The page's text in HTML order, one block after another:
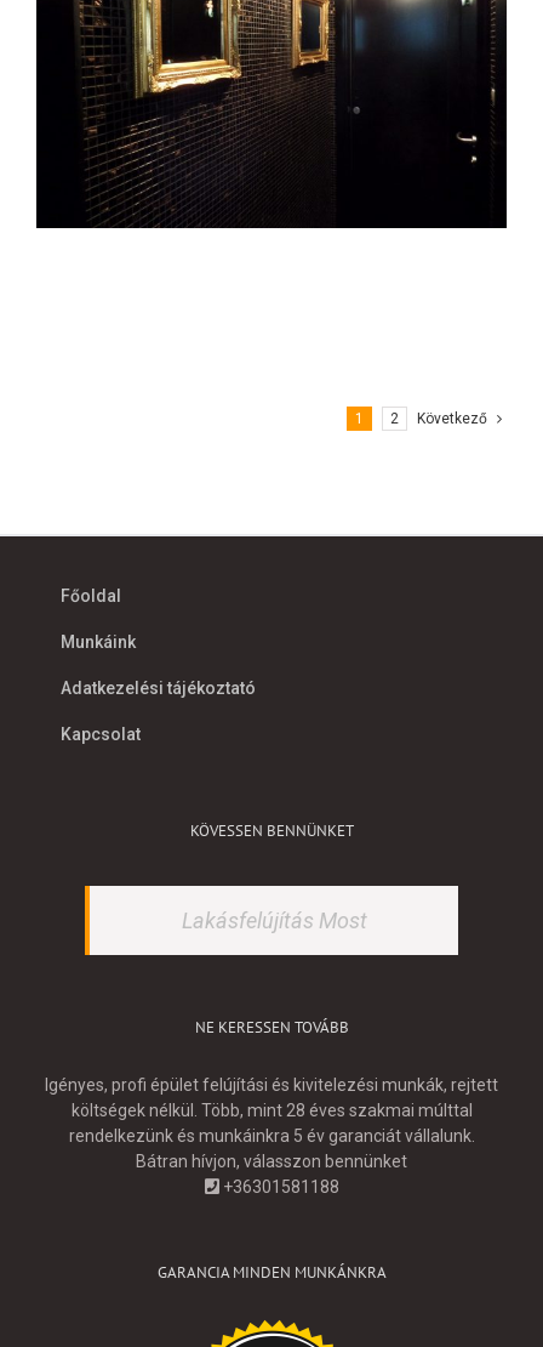
1 2 Következő
Főoldal
Munkáink
Adatkezelési tájékoztató
Kapcsolat
KÖVESSEN BENNÜNKET
Lakásfelújítás Most
NE KERESSEN TOVÁBB
Igényes, profi épület felújítási és kivitelezési munkák, rejtett
költségek nélkül. Több, mint 28 éves szakmai múlttal
rendelkezünk és munkáinkra 5 év garanciát vállalunk.
Bátran hívjon, válasszon bennünket
+36301581188
GARANCIA MINDEN MUNKÁNKRA